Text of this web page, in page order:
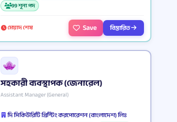
99 শূন্য পদ
মেয়াদ শেষ Save বিস্তারিত
সহকারী ব্যবস্থাপক (জেনারেল)
Assistant Manager (General)
দি সিকিউরিটি প্রিন্টিং করপোরেশন (বাংলাদেশ) লিঃ